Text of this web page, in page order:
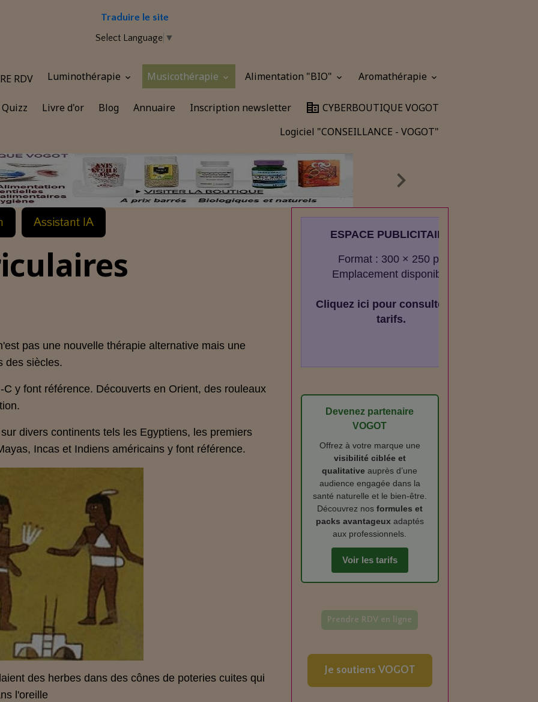
Traduire le site
Select Language ▼
RDV Luminothérapie Musicothérapie Alimentation "BIO" Aromathérapie
Quizz Livre d'or Blog Annuaire Inscription newsletter
CYBERBOUTIQUE VOGOT
Logiciel "CONSEILLANCE - VOGOT"
Assistant IA
pas une nouvelle thérapie alternative mais une
des siècles.
y font référence. Découverts en Orient, des rouleaux
divers continents tels les Egyptiens, les premiers
Incas et Indiens américains y font référence.
des herbes dans des cônes de poteries cuites qui
l'oreille
ESPACE PUBLICITAIRE
Format : 300 × 250 px
Emplacement disponible
Cliquez ici pour consulter les
tarifs.
Devenez partenaire
VOGOT
Offrez à votre marque une
visibilité ciblée et
qualitative auprès d’une
audience engagée dans la
santé naturelle et le bien‑être.
Découvrez nos formules et
packs avantageuxadaptés
aux professionnels.
Voir les tarifs
Prendre RDV en ligne
Je soutiens VOGOT